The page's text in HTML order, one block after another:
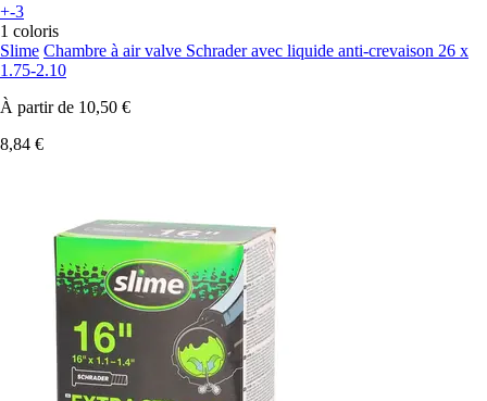
+-3
1 coloris
Slime Chambre à air valve Schrader avec liquide anti-crevaison 26 x
1.75-2.10
À partir de 10,50 €
8,84 €